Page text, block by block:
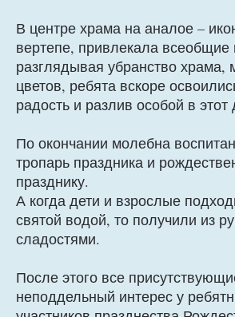
В центре храма на аналое –
вертепе, привлекала
разглядывая убранство
цветов, ребята вскоре
радость и разлив особой в
По окончании молебна
тропарь праздника и
празднику.
А когда дети и взрослые
святой водой, то получили из
сладостями.
После этого все
неподдельный интерес у